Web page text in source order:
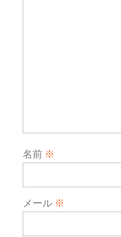
名前 ※
メール ※